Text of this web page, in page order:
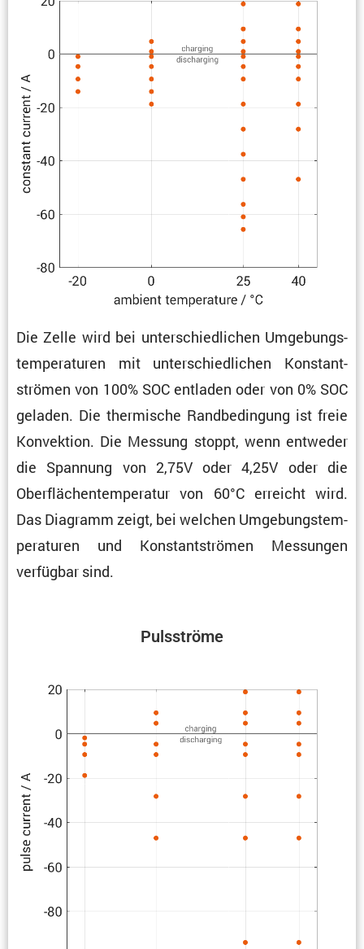
Die Zelle wird bei unter­schied­li­chen Umgebungs­
tem­pe­ra­turen mit unter­schied­li­chen Konstant­
strömen von 100% SOC entladen oder von 0% SOC
geladen. Die thermi­sche Randbe­din­gung ist freie
Konvek­tion. Die Messung stoppt, wenn entweder
die Spannung von 2,75V oder 4,25V oder die
Oberflä­chen­tem­pe­ratur von 60°C erreicht wird.
Das Diagramm zeigt, bei welchen Umgebungs­tem­
pe­ra­turen und Konstant­strömen Messungen
verfügbar sind.
Pulsströme